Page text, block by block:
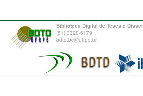
Biblioteca Digital de Teses e
(81) 3320-6179
bdtd.bc@ufrpe.br